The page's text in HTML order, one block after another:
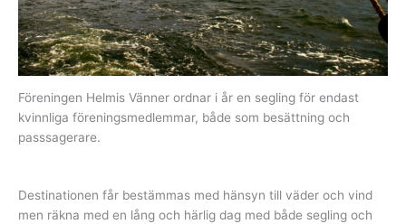
Föreningen Helmis Vänner ordnar i år en segling för endast
kvinnliga föreningsmedlemmar, både som besättning och
passsagerare.
Destinationen får bestämmas med hänsyn till väder och vind
men räkna med en lång och härlig dag med både segling och